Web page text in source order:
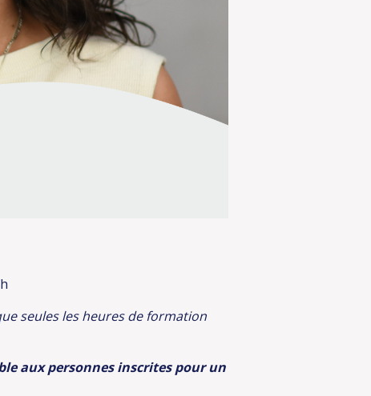
seules les heures de formation
aux personnes inscrites pour un